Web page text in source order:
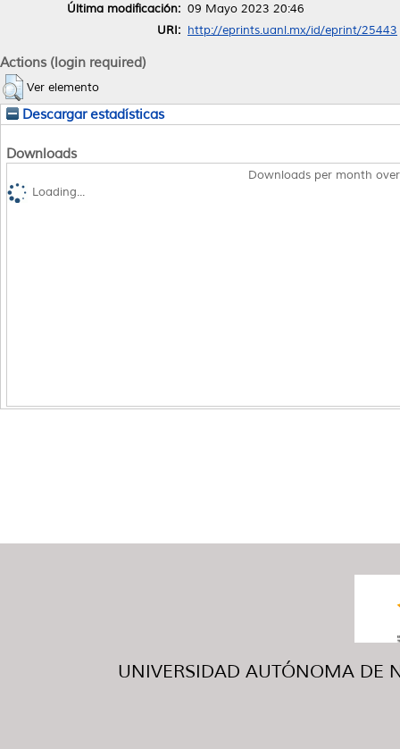
Última modificación: 09 Mayo 2023 20:46
URI: http://eprints.uanl.mx/id/eprint/25443
Actions (login required)
Ver elemento
Descargar estadísticas
Downloads
Downloads per month
Loading...
UNIVERSIDAD AUTÓNOMA DE